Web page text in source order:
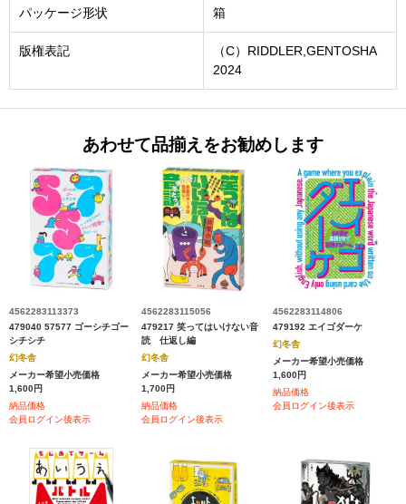
パッケージ形状 箱
版権表記
（C）RIDDLER,GENTOSHA
2024
あわせて品揃えをお勧めします
4562283113373
479040 57577 ゴーシチゴー
シチシチ
幻冬舎
メーカー希望小売価格
1,600円
納品価格
会員ログイン後表示
4562283115056
479217 笑ってはいけない音
読 仕返し編
幻冬舎
メーカー希望小売価格
1,700円
納品価格
会員ログイン後表示
4562283114806
479192 エイゴダーケ
幻冬舎
メーカー希望小売価格
1,600円
納品価格
会員ログイン後表示